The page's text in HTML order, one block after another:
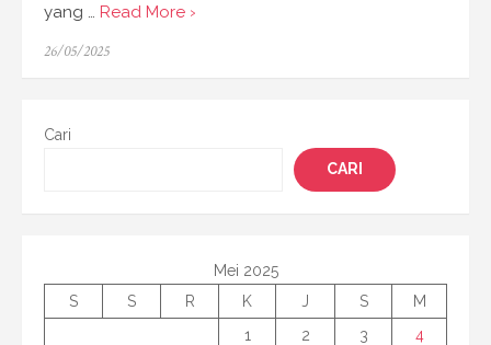
yang … Read More ›
Posted
26/05/2025
Cari
CARI
Mei 2025
S
S R K J S
M
1
2 3
4